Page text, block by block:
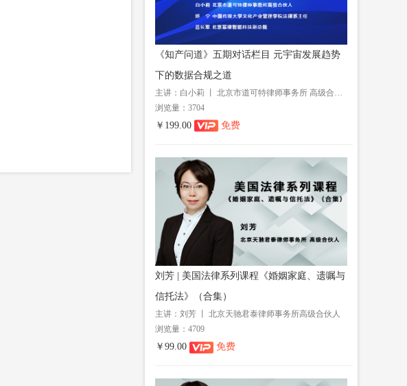
《知产问道》五期对话栏目 元宇宙发展趋势
下的数据合规之道
浏览量：3704
￥199.00 免费
刘芳 | 美国法律系列课程《婚姻家庭、遗嘱与
信托法》（合集）
主讲：刘芳 丨 北京天驰君泰律师事务所高级合伙人
浏览量：4709
￥99.00 免费